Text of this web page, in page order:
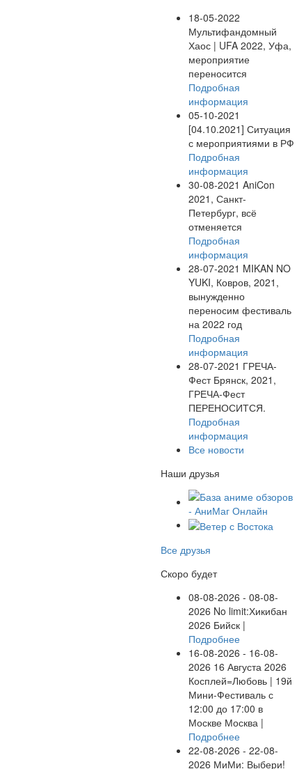
18-05-2022
Мультифандомный
Хаос | UFA 2022, Уфа,
мероприятие
переносится
Подробная
информация
05-10-2021
[04.10.2021] Ситуация
с мероприятиями в РФ
Подробная
информация
30-08-2021 AniCon
2021, Санкт-
Петербург, всё
отменяется
Подробная
информация
28-07-2021 MIKAN NO
YUKI, Ковров, 2021,
вынужденно
переносим фестиваль
на 2022 год
Подробная
информация
28-07-2021 ГРЕЧА-
Фест Брянск, 2021,
ГРЕЧА-Фест
ПЕРЕНОСИТСЯ.
Подробная
информация
Все новости
Наши друзья
Все друзья
Скоро будет
08-08-2026 - 08-08-
2026 No limit:Хикибан
2026 Бийск |
Подробнее
16-08-2026 - 16-08-
2026 16 Августа 2026
Косплей=Любовь | 19й
Мини-Фестиваль с
12:00 до 17:00 в
Москве Москва |
Подробнее
22-08-2026 - 22-08-
2026 МиМи: Выбери!